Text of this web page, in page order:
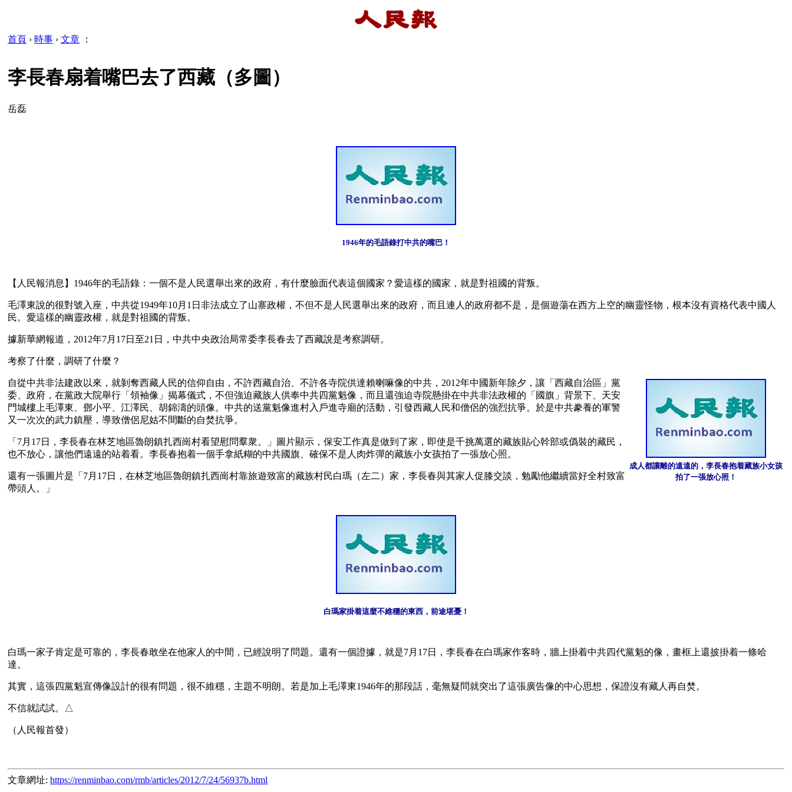
首頁 › 時事 › 文章 ：
李長春扇着嘴巴去了西藏（多圖）
岳磊
1946年的毛語錄打中共的嘴巴！
【人民報消息】1946年的毛語錄：一個不是人民選舉出來的政府，有什麼臉面代表這個國家？愛這樣的國家，就是對祖國的背叛。
毛澤東說的很對號入座，中共從1949年10月1日非法成立了山寨政權，不但不是人民選舉出來的政府，而且連人的政府都不是，是個遊蕩在西方上空的幽靈怪物，根本沒有資格代表中國人
民。愛這樣的幽靈政權，就是對祖國的背叛。
據新華網報道，2012年7月17日至21日，中共中央政治局常委李長春去了西藏說是考察調研。
考察了什麼，調研了什麼？
成人都讓離的遠遠的，李長春抱着藏族小女孩
拍了一張放心照！
自從中共非法建政以來，就剝奪西藏人民的信仰自由，不許西藏自治、不許各寺院供達賴喇嘛像的中共，2012年中國新年除夕，讓「西藏自治區」黨
委、政府，在黨政大院舉行「領袖像」揭幕儀式，不但強迫藏族人供奉中共四黨魁像，而且還強迫寺院懸掛在中共非法政權的「國旗」背景下、天安
門城樓上毛澤東、鄧小平、江澤民、胡錦濤的頭像。中共的送黨魁像進村入戶進寺廟的活動，引發西藏人民和僧侶的強烈抗爭。於是中共豢養的軍警
又一次次的武力鎮壓，導致僧侶尼姑不間斷的自焚抗爭。
「7月17日，李長春在林芝地區魯朗鎮扎西崗村看望慰問羣衆。」圖片顯示，保安工作真是做到了家，即使是千挑萬選的藏族貼心幹部或僞裝的藏民，
也不放心，讓他們遠遠的站着看。李長春抱着一個手拿紙糊的中共國旗、確保不是人肉炸彈的藏族小女孩拍了一張放心照。
還有一張圖片是「7月17日，在林芝地區魯朗鎮扎西崗村靠旅遊致富的藏族村民白瑪（左二）家，李長春與其家人促膝交談，勉勵他繼續當好全村致富
帶頭人。」
白瑪家掛着這麼不維穩的東西，前途堪憂！
白瑪一家子肯定是可靠的，李長春敢坐在他家人的中間，已經說明了問題。還有一個證據，就是7月17日，李長春在白瑪家作客時，牆上掛着中共四代黨魁的像，畫框上還披掛着一條哈
達。
其實，這張四黨魁宣傳像設計的很有問題，很不維穩，主題不明朗。若是加上毛澤東1946年的那段話，毫無疑問就突出了這張廣告像的中心思想，保證沒有藏人再自焚。
不信就試試。△
文章網址: https://renminbao.com/rmb/articles/2012/7/24/56937b.html